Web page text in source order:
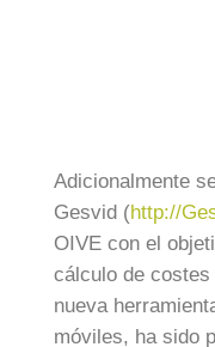
Adicionalmente
Gesvid (http://
OIVE con el
cálculo de
nueva
móviles, ha sido